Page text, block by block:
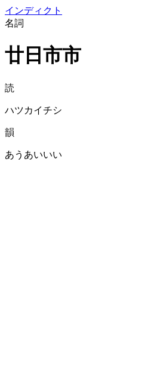
インディクト
名詞
廿日市市
読
ハツカイチシ
韻
あうあいいい